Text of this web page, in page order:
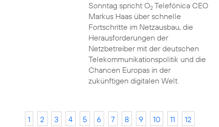
Sonntag spricht O2Telefónica CEO
Markus Haas über schnelle
Fortschritte im Netzausbau, die
Herausforderungen der
Netzbetreiber mit der deutschen
Telekommunikationspolitik und die
Chancen Europas in der
zukünftigen digitalen Welt.
1 2 3 4 5 6 7 8 9 10 11
12